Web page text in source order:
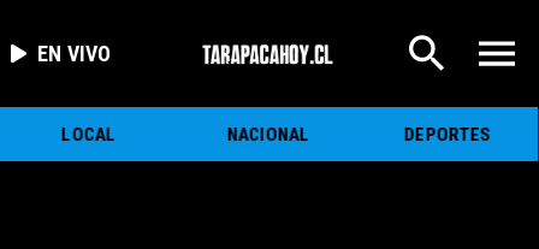
EN VIVO
LOCAL NACIONAL DEPORTES